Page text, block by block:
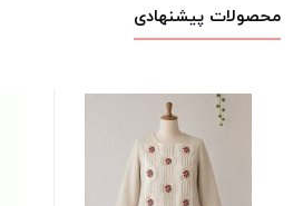
محصولات پیشنهادی